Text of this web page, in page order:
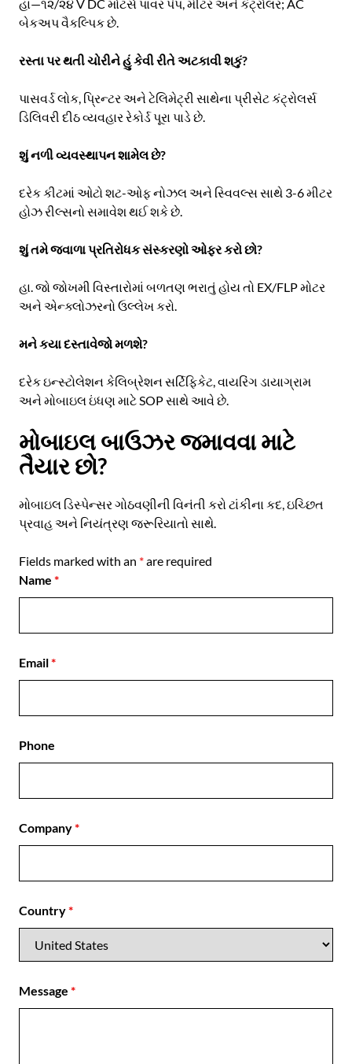
હા—૧૨/૨૪ V DC મોટર્સ પાવર પંપ, મીટર અને કંટ્રોલર; AC
બેકઅપ વૈકલ્પિક છે.
રસ્તા પર થતી ચોરીને હું કેવી રીતે અટકાવી શકું?
પાસવર્ડ લોક, પ્રિન્ટર અને ટેલિમેટ્રી સાથેના પ્રીસેટ કંટ્રોલર્સ
ડિલિવરી દીઠ વ્યવહાર રેકોર્ડ પૂરા પાડે છે.
શું નળી વ્યવસ્થાપન શામેલ છે?
દરેક કીટમાં ઓટો શટ-ઓફ નોઝલ અને સ્વિવલ્સ સાથે 3-6 મીટર
હોઝ રીલ્સનો સમાવેશ થઈ શકે છે.
શું તમે જ્વાળા પ્રતિરોધક સંસ્કરણો ઓફર કરો છો?
હા. જો જોખમી વિસ્તારોમાં બળતણ ભરાતું હોય તો EX/FLP મોટર
અને એન્ક્લોઝરનો ઉલ્લેખ કરો.
મને કયા દસ્તાવેજો મળશે?
દરેક ઇન્સ્ટોલેશન કેલિબ્રેશન સર્ટિફિકેટ, વાયરિંગ ડાયાગ્રામ
અને મોબાઇલ ઇંધણ માટે SOP સાથે આવે છે.
મોબાઇલ બાઉઝર જમાવવા માટે
તૈયાર છો?
મોબાઇલ ડિસ્પેન્સર ગોઠવણીની વિનંતી કરોટાંકીના કદ, ઇચ્છિત
પ્રવાહ અને નિયંત્રણ જરૂરિયાતો સાથે.
Fields marked with an *are required
Name *
Email*
Phone
Company*
Country*
Message *